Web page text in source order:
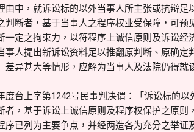
中，就诉讼标的以外当事人所主张或抗辩足
判断者，基于当事人之程序权业受保障，可
一定之拘束力，以符程序上诚信原则及诉讼
事人提出新诉讼资料足以推翻原判断、原确
差异甚大等情形，应解为当事人及法院仍得
台上字第1242号民事判决谓：「诉讼标的以
者，基于诉讼上诚信原则及程序权保护之原
序已列为主要争点，并经两造各为充分之举